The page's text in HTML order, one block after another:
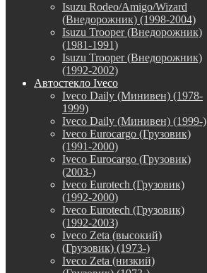
Isuzu Rodeo/Amigo/Wizard
(Внедорожник) (1998-2004)
Isuzu Trooper (Внедорожник)
(1981-1991)
Isuzu Trooper (Внедорожник)
(1992-2002)
Автостекло Iveco
Iveco Daily (Минивен) (1978-
1999)
Iveco Daily (Минивен) (1999-)
Iveco Eurocargo (Грузовик)
(1991-2000)
Iveco Eurocargo (Грузовик)
(2003-)
Iveco Eurotech (Грузовик)
(1992-2000)
Iveco Eurotech (Грузовик)
(1992-2003)
Iveco Zeta (высокий)
(Грузовик) (1973-)
Iveco Zeta (низкий)